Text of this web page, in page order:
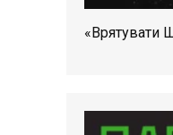
«Врятувати